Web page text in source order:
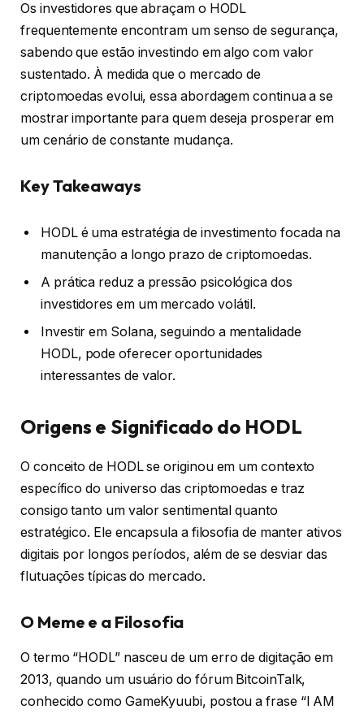
Os investidores que abraçam o HODL
frequentemente encontram um senso de segurança,
sabendo que estão investindo em algo com valor
sustentado. À medida que o mercado de
criptomoedas evolui, essa abordagem continua a se
mostrar importante para quem deseja prosperar em
um cenário de constante mudança.
Key Takeaways
HODL é uma estratégia de investimento focada na
manutenção a longo prazo de criptomoedas.
A prática reduz a pressão psicológica dos
investidores em um mercado volátil.
Investir em Solana, seguindo a mentalidade
HODL, pode oferecer oportunidades
interessantes de valor.
Origens e Significado do HODL
O conceito de HODL se originou em um contexto
específico do universo das criptomoedas e traz
consigo tanto um valor sentimental quanto
estratégico. Ele encapsula a filosofia de manter ativos
digitais por longos períodos, além de se desviar das
flutuações típicas do mercado.
O Meme e a Filosofia
O termo “HODL” nasceu de um erro de digitação em
2013, quando um usuário do fórum BitcoinTalk,
conhecido como GameKyuubi, postou a frase “I AM